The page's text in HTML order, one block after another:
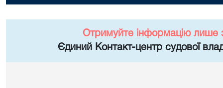
Отримуйте інформацію лише
Єдиний Контакт-центр судової